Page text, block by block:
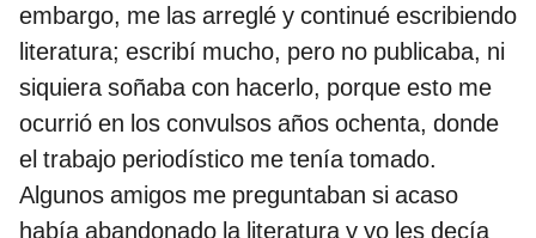
embargo, me las arreglé y continué escribiendo
literatura; escribí mucho, pero no publicaba, ni
siquiera soñaba con hacerlo, porque esto me
ocurrió en los convulsos años ochenta, donde
el trabajo periodístico me tenía tomado.
Algunos amigos me preguntaban si acaso
había abandonado la literatura y yo les decía